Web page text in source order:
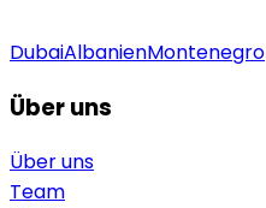
DubaiAlbanienMontenegro
Über uns
Über uns
Team